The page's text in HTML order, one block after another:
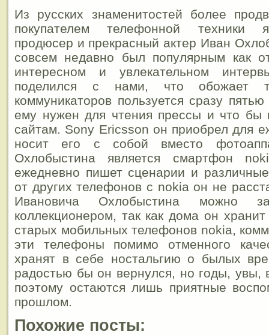
Из русских знаменитостей более
покупателем телефонной техники
продюсер и прекрасный актер Иван
совсем недавно был популярным как
интересном и увлекательном
поделился с нами, что обожает
коммуникаторов пользуется сразу
ему нужен для чтения прессы и что бы
сайтам. Sony Ericsson он приобрел для
носит его с собой вместо
Охлобыстина является смартфон
ежедневно пишет сценарии и
от других телефонов с nokia он не
Ивановича Охлобыстина можно
коллекционером, так как дома он
старых мобильных телефонов nokia,
эти телефоны помимо отменного
хранят в себе ностальгию о былых
радостью бы он вернулся, но годы, увы,
поэтому остаются лишь приятные
прошлом.
Похожие посты: